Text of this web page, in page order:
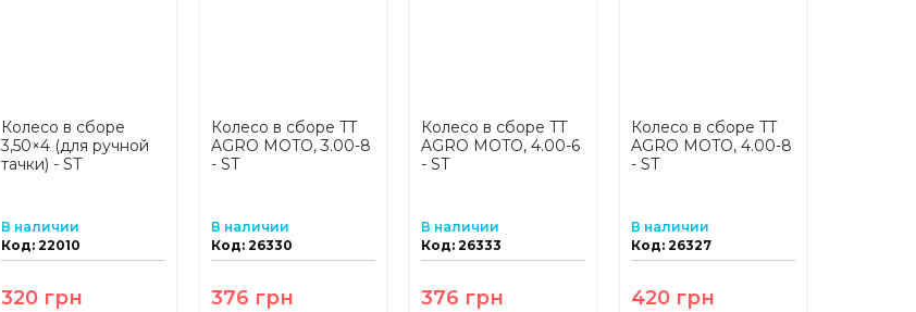
Колесо в сборе
3,50×4 (для ручной
тачки) - ST
В наличии
Код: 22010
320 грн
Колесо в сборе TT
AGRO MOTO, 3.00-8
- ST
В наличии
Код: 26330
376 грн
Колесо в сборе TT
AGRO MOTO, 4.00-6
- ST
В наличии
Код: 26333
376 грн
Колесо в сборе TT
AGRO MOTO, 4.00-8
- ST
В наличии
Код: 26327
420 грн